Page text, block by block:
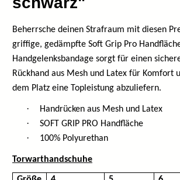
Beherrsche deinen Strafraum mit diesen
griffige, gedämpfte Soft Grip Pro
Handgelenksbandage sorgt für einen
Rückhand aus Mesh und Latex für
dem Platz eine Topleistung abzuliefern.
· Handrücken aus Mesh und Latex
· SOFT GRIP PRO Handfläche
· 100% Polyurethan
Torwarthandschuhe